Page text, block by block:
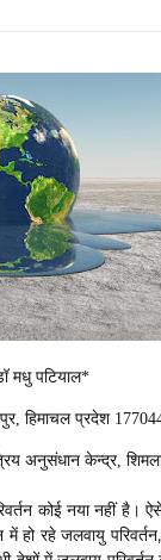
मधु पटियाल*
, हिमाचल प्रदेश
अनुसंधान केन्द्र,
कोई नया नहीं है।
रहे जलवायु